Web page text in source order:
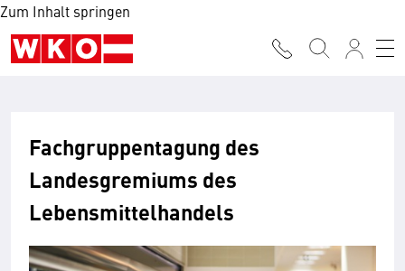
Zum Inhalt springen
Fachgruppentagung des
Landesgremiums des
Lebensmittelhandels